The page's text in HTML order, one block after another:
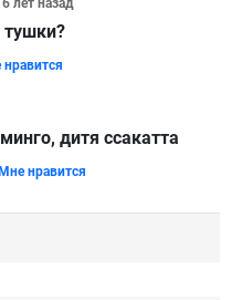
лет назад
нравится
дитя ссакатта
Мне нравится